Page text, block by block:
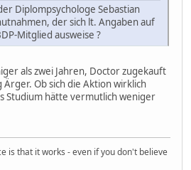
Diplompsychologe Sebastian
der sich lt. Angaben auf
Mitglied ausweise ?
als zwei Jahren, Doctor zugekauft
Ärger. Ob sich die Aktion wirklich
Studium hätte vermutlich weniger
is that it works - even if you don't believe